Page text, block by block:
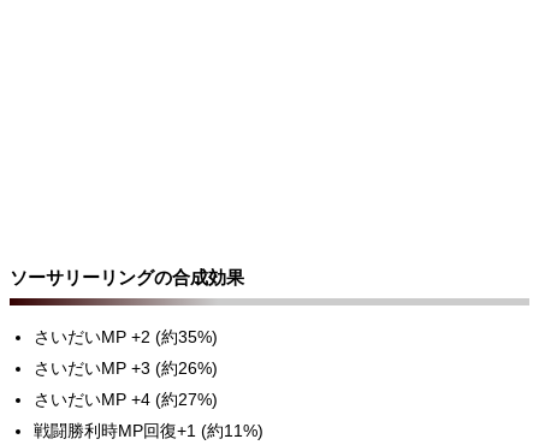
ソーサリーリングの合成効果
さいだいMP +2 (約35%)
さいだいMP +3 (約26%)
さいだいMP +4 (約27%)
戦闘勝利時MP回復+1 (約11%)